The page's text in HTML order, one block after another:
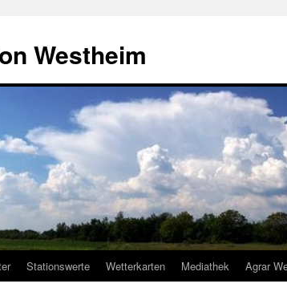
Westheim
Stationswerte Wetterkarten Mediathek Agrar